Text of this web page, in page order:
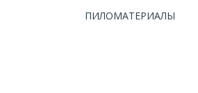
ПИЛОМАТЕРИАЛЫ